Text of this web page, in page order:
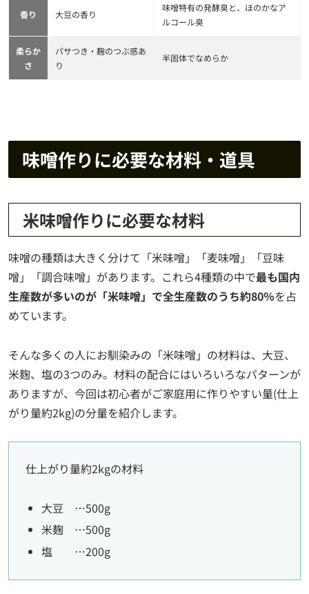
香り 大豆の香り
味噌特有の発酵臭と、ほのかなア
ルコール臭
柔らか
さ
パサつき・麹のつぶ感あ
り
半固体でなめらか
味噌作りに必要な材料・道具
米味噌作りに必要な材料
味噌の種類は大きく分けて「米味噌」「麦味噌」「豆味
噌」「調合味噌」があります。これら4種類の中で最も国内
生産数が多いのが「米味噌」で全生産数のうち約80％を占
めています。
そんな多くの人にお馴染みの「米味噌」の材料は、大豆、
米麹、塩の3つのみ。材料の配合にはいろいろなパターンが
ありますが、今回は初心者がご家庭用に作りやすい量(仕上
がり量約2kg)の分量を紹介します。
仕上がり量約2kgの材料
大豆 …500g
米麹 …500g
塩 …200g